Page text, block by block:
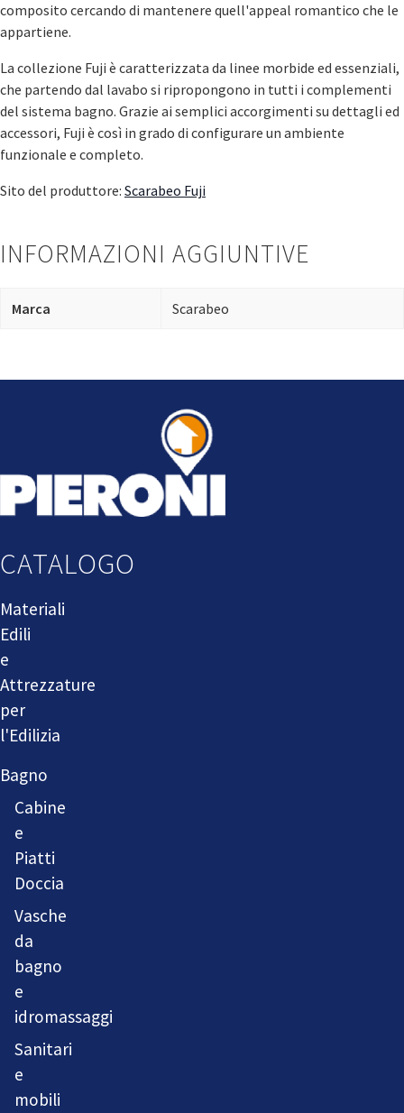
composito cercando di mantenere quell'appeal romantico che le
appartiene.
La collezione Fuji è caratterizzata da linee morbide ed essenziali,
che partendo dal lavabo si ripropongono in tutti i complementi
del sistema bagno. Grazie ai semplici accorgimenti su dettagli ed
accessori, Fuji è così in grado di configurare un ambiente
funzionale e completo.
Sito del produttore: Scarabeo Fuji
INFORMAZIONI AGGIUNTIVE
Marca Scarabeo
CATALOGO
Materiali
Edili
e
Attrezzature
per
l'Edilizia
Bagno
Cabine
e
Piatti
Doccia
Vasche
da
bagno
e
idromassaggi
Sanitari
e
mobili